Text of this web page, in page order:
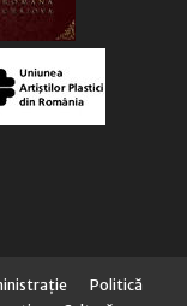
Politică